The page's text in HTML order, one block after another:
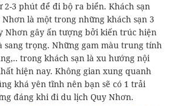
2-3 phút để đi bộ ra biển. Khách sạn
là một trong những khách sạn 3
Nhơn gây ấn tượng bởi kiến trúc hiện
sang trọng. Những gam màu trung tính
trong khách sạn là xu hướng nội
hiện nay. Không gian xung quanh
khá yên tĩnh nên bạn sẽ có 1 trải
đáng khi đi du lịch Quy Nhơn.